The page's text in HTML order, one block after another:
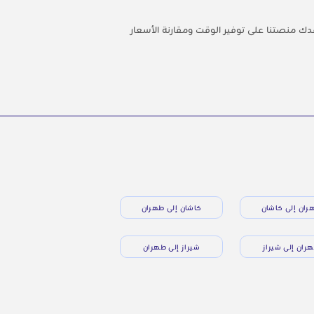
منصتنا على توفير الوقت ومقارنة الأسعار
إلى كاشان كاشان إلى طهران
إلى شيراز شيراز إلى طهران